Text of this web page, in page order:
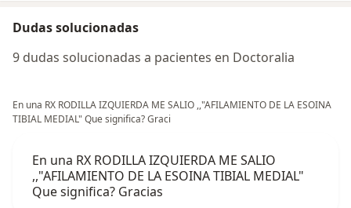
Dudas solucionadas
9 dudas solucionadas a pacientes en Doctoralia
En una RX RODILLA IZQUIERDA ME SALIO ,,"AFILAMIENTO DE LA ESOINA
TIBIAL MEDIAL" Que significa? Graci
En una RX RODILLA IZQUIERDA ME SALIO
,,"AFILAMIENTO DE LA ESOINA TIBIAL MEDIAL"
Que significa? Gracias